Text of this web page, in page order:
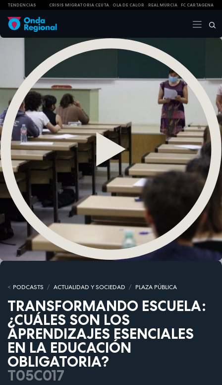
TENDENCIAS CRISIS MIGRATORIA CEUTA OLA DE CALOR REAL MURCIA FC CARTAGENA
PODCASTS ACTUALIDAD Y SOCIEDAD PLAZA PÚBLICA
TRANSFORMANDO ESCUELA:
¿CUÁLES SON LOS
APRENDIZAJES ESENCIALES
EN LA EDUCACIÓN
OBLIGATORIA?
T05C017